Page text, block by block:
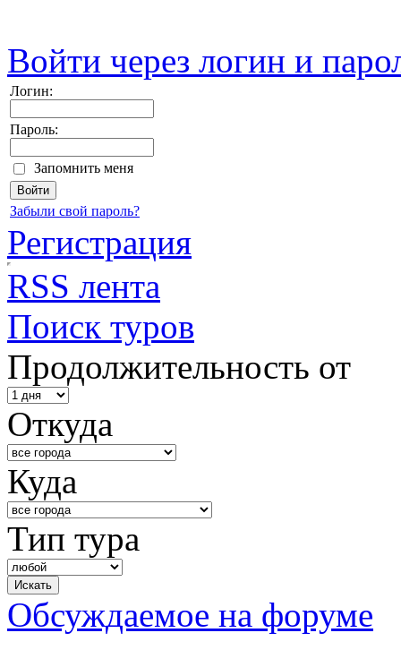
Войти через логин и
Логин:
Пароль:
Запомнить меня
Забыли свой пароль?
Регистрация
RSS лента
Поиск туров
Продолжительность от
Откуда
Куда
Тип тура
Обсуждаемое на форуме